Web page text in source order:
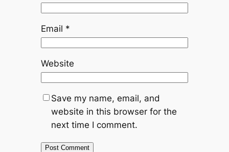
Email *
Website
Save my name, email, and
website in this browser for the
next time I comment.